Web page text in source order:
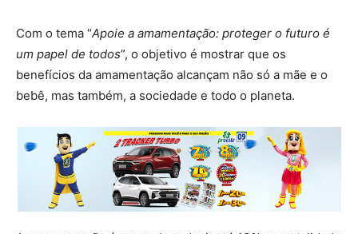
Com o tema “Apoie a amamentação: proteger o futuro é
um papel de todos”, o objetivo é mostrar que os
benefícios da amamentação alcançam não só a mãe e o
bebê, mas também, a sociedade e todo o planeta.